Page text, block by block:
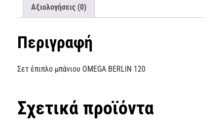
Αξιολογήσεις (0)
Περιγραφή
Σετ έπιπλο μπάνιου OMEGA BERLIN 120
Σχετικά προϊόντα